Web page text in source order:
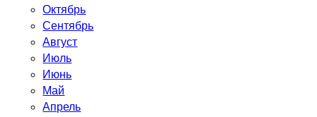
Октябрь
Сентябрь
Август
Июль
Июнь
Май
Апрель